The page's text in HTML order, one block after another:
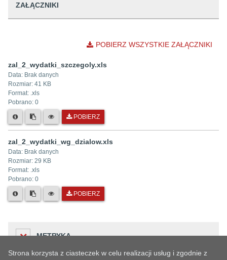
ZAŁĄCZNIKI
POBIERZ WSZYSTKIE ZAŁĄCZNIKI
zal_2_wydatki_szczegoly.xls
Data: Brak danych
Rozmiar: 41 KB
Format: .xls
Pobrano: 0
POBIERZ
zal_2_wydatki_wg_dzialow.xls
Data: Brak danych
Rozmiar: 29 KB
Format: .xls
Pobrano: 0
POBIERZ
METRYKA
Strona korzysta z ciasteczek w celu realizacji usług i zgodnie z